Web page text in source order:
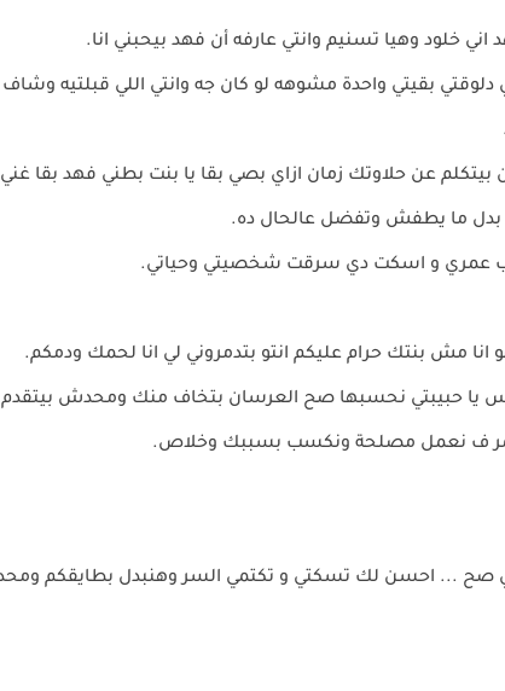
خلود وهيا تسنيم وانتي عارفه أن فهد بيحبني انا.
دلوقتي بقيتي واحدة مشوهه لو كان جه وانتي اللي
عن حلاوتك زمان ازاي بصي بقا يا بنت بطني فهد بقا
ما يطفش وتفضل عالحال ده.
عمري و اسكت دي سرقت شخصيتي وحياتي.
انا مش بنتك حرام عليكم انتو بتدمروني لي انا لحمك ودمكم.
يا حبيبتي نحسبها صح العرسان بتخاف منك ومحدش
ف نعمل مصلحة ونكسب بسببك وخلاص.
صح ... احسن لك تسكتي و تكتمي السر وهنبدل بطايقكم